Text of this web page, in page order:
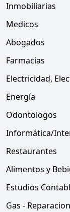
Inmobiliarias
Medicos
Abogados
Farmacias
Electricidad,
Energía
Odontologos
Informática/
Restaurantes
Alimentos y
Estudios
Gas -